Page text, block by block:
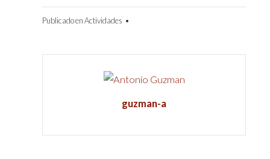
Publicado enActividades •
guzman-a